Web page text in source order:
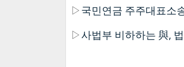
▷국민연금 주주대표소
▷사법부 비하하는 與,